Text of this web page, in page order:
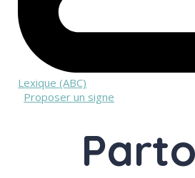
Lexique (ABC)
Proposer un signe